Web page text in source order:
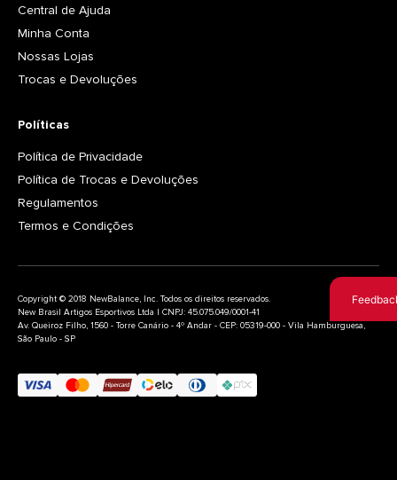
Central de Ajuda
Minha Conta
Nossas Lojas
Trocas e Devoluções
Políticas
Política de Privacidade
Política de Trocas e Devoluções
Regulamentos
Termos e Condições
Copyright © 2018 NewBalance, Inc. Todos os direitos reservados.
New Brasil Artigos Esportivos Ltda | CNPJ: 45.075.049/0001-41
Av. Queiroz Filho, 1560 - Torre Canário - 4º Andar - CEP: 05319-000 - Vila Hamburguesa,
São Paulo - SP